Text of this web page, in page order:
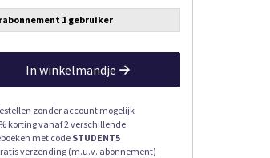
1 gebruiker
In winkelmandje
zonder account mogelijk
korting vanaf 2 verschillende
met codeSTUDENT5
verzending (m.u.v. abonnement)